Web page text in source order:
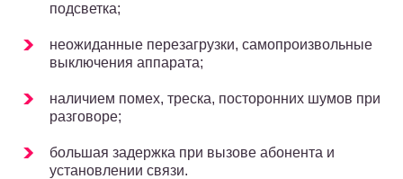
подсветка;
неожиданные перезагрузки, самопроизвольные
выключения аппарата;
наличием помех, треска, посторонних шумов при
разговоре;
большая задержка при вызове абонента и
установлении связи.